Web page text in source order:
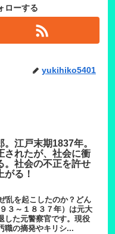
ローする
yukihiko5401
。江戸末期1837年。
されたが、社会に衝
。社会の不正を許せ
がる！
乱を起こしたのか？どん
３～１８３７年）は元大
した元警察官です。現役
職の摘発やキリシ...